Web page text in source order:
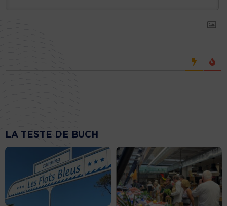
LA TESTE DE BUCH